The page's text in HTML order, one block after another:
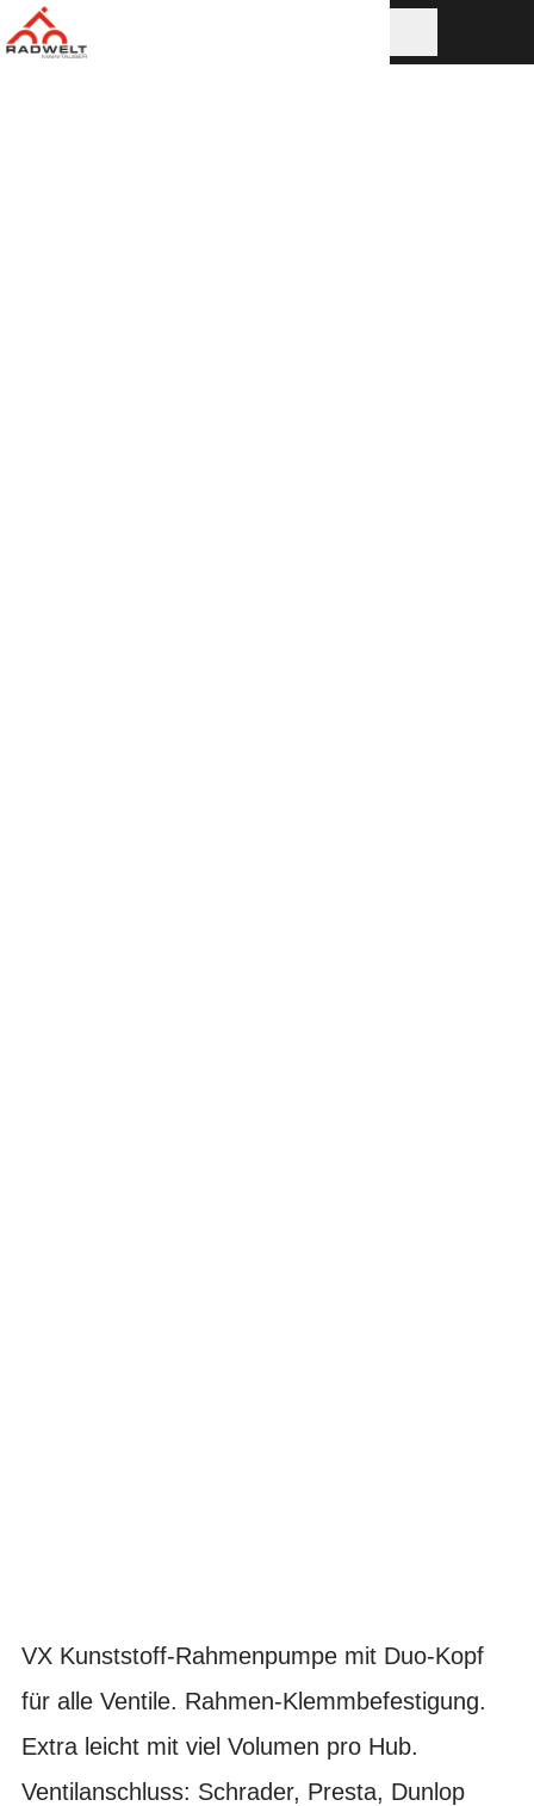
VX Kunststoff-Rahmenpumpe mit Duo-Kopf
für alle Ventile. Rahmen-Klemmbefestigung.
Extra leicht mit viel Volumen pro Hub.
Ventilanschluss: Schrader, Presta, Dunlop